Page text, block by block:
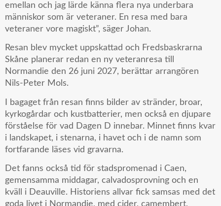
emellan och jag lärde känna flera nya underbara
människor som är veteraner. En resa med bara
veteraner vore magiskt”, säger Johan.
Resan blev mycket uppskattad och Fredsbaskrarna
Skåne planerar redan en ny veteranresa till
Normandie den 26 juni 2027, berättar arrangören
Nils-Peter Mols.
I bagaget från resan finns bilder av stränder, broar,
kyrkogårdar och kustbatterier, men också en djupare
förståelse för vad Dagen D innebar. Minnet finns kvar
i landskapet, i stenarna, i havet och i de namn som
fortfarande läses vid gravarna.
Det fanns också tid för stadspromenad i Caen,
gemensamma middagar, calvadosprovning och en
kväll i Deauville. Historiens allvar fick samsas med det
goda livet i Normandie, med cider, camembert,